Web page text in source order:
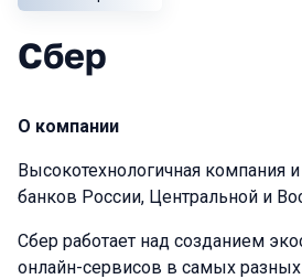
Сбер
О компании
Высокотехнологичная компания
банков России, Центральной и
Сбер работает над созданием
онлайн-сервисов в самых